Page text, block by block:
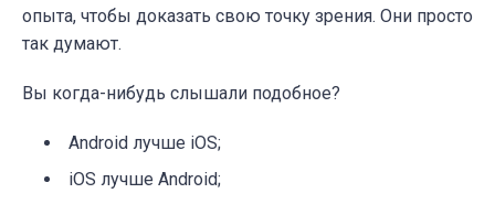
опыта, чтобы доказать свою точку зрения. Они просто
так думают.
Вы когда-нибудь слышали подобное?
Android лучше iOS;
iOS лучше Android;